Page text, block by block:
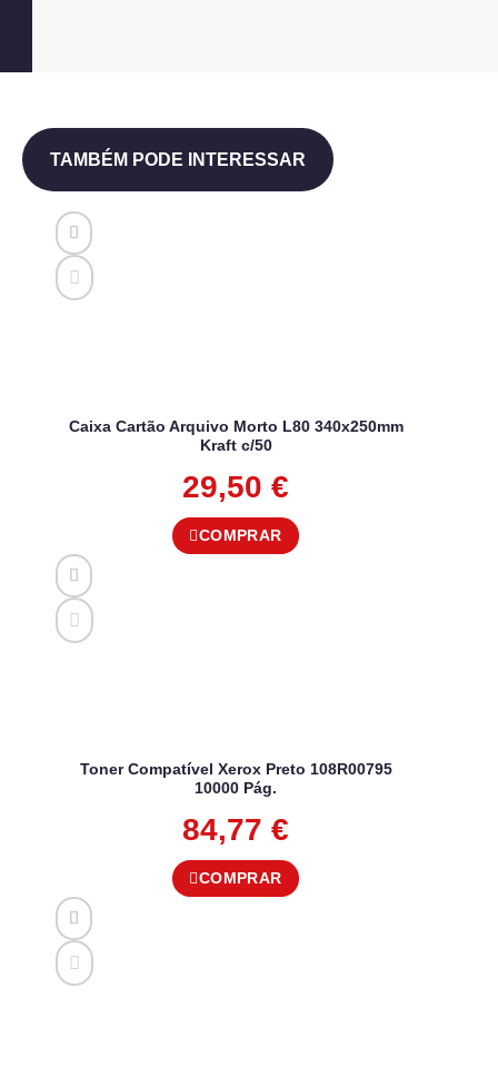
TAMBÉM PODE INTERESSAR
Caixa Cartão Arquivo Morto L80 340x250mm
Kraft c/50
29,50 €
COMPRAR
Toner Compatível Xerox Preto 108R00795
10000 Pág.
84,77 €
COMPRAR